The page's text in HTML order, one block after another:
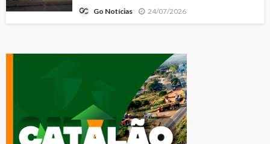
Go Notícias 24/07/2026